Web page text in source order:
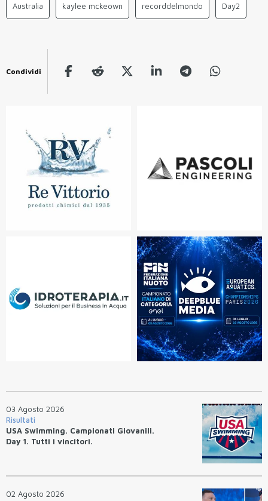
Australia kaylee mckeown recorddelmondo Day2
Condividi
03 Agosto 2026
Risultati
USA Swimming. Campionati Giovanili.
Day 1. Tutti i vincitori.
02 Agosto 2026